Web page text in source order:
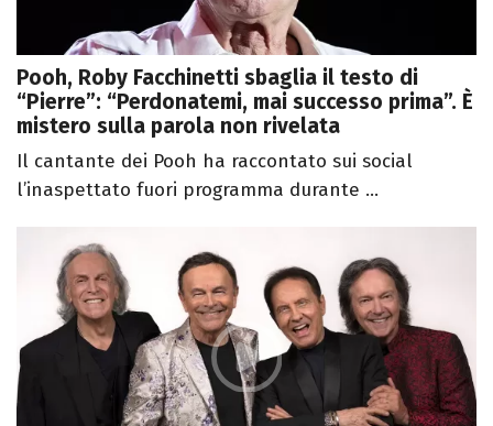
Pooh, Roby Facchinetti sbaglia il testo di
“Pierre”: “Perdonatemi, mai successo prima”. È
mistero sulla parola non rivelata
Il cantante dei Pooh ha raccontato sui social
l’inaspettato fuori programma durante ...